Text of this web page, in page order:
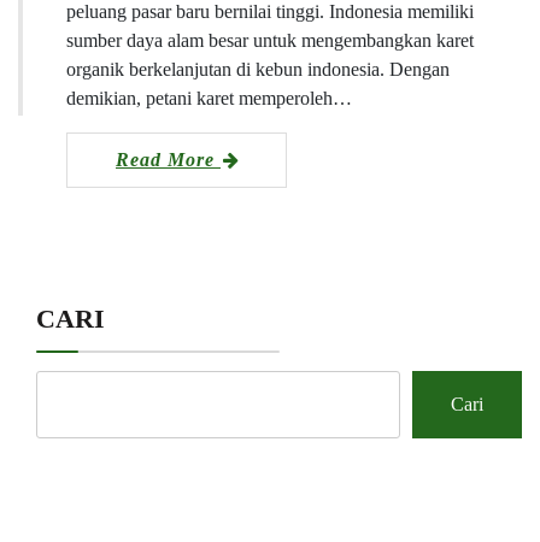
peluang pasar baru bernilai tinggi. Indonesia memiliki
sumber daya alam besar untuk mengembangkan karet
organik berkelanjutan di kebun indonesia. Dengan
demikian, petani karet memperoleh…
Read More
CARI
Cari